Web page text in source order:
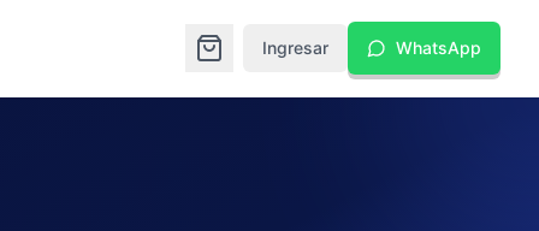
Ingresar WhatsApp